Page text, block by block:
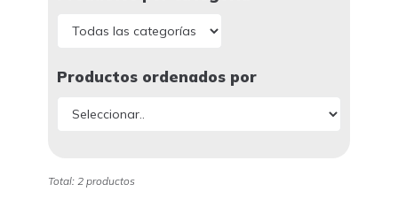
Productos ordenados por
Total: 2 productos